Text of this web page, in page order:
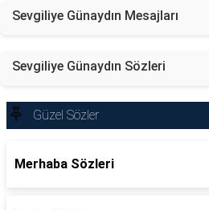
Sevgiliye Günaydın Mesajları
Sevgiliye Günaydın Sözleri
Güzel Sözler
Merhaba Sözleri